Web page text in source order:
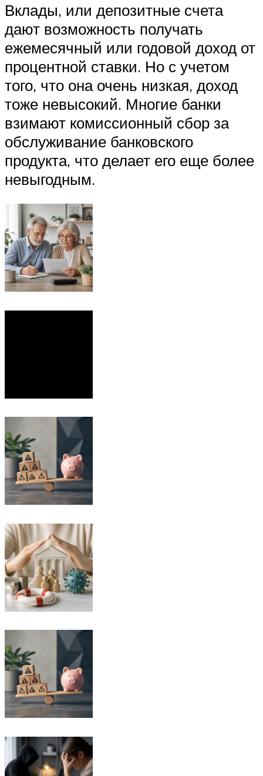
Вклады, или депозитные счета
дают возможность получать
ежемесячный или годовой доход от
процентной ставки. Но с учетом
того, что она очень низкая, доход
тоже невысокий. Многие банки
взимают комиссионный сбор за
обслуживание банковского
продукта, что делает его еще более
невыгодным.